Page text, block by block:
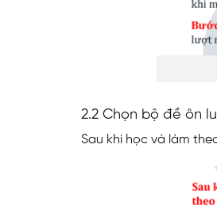
2.2 Chọn bộ đề ôn
Sau khi học và làm